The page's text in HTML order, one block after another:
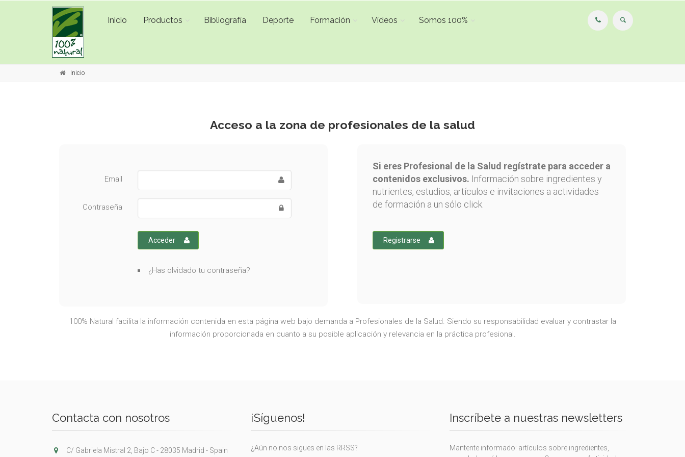
Inicio Productos Bibliografía Deporte Formación Vídeos Somos 100%
Inicio
Acceso a la zona de profesionales de la salud
Email
Contraseña
Acceder
¿Has olvidado tu contraseña?
Si eres Profesional de la Salud regístrate para acceder a
contenidos exclusivos. Información sobre ingredientes y
nutrientes, estudios, artículos e invitaciones a actividades
de formación a un sólo click.
Registrarse
100% Natural facilita la información contenida en esta página web bajo demanda a Profesionales de la Salud. Siendo su responsabilidad evaluar y contrastar la
información proporcionada en cuanto a su posible aplicación y relevancia en la práctica profesional.
Contacta con nosotros
C/ Gabriela Mistral 2, Bajo C - 28035 Madrid - Spain
¡Síguenos!
¿Aún no nos sigues en las RRSS?
Inscríbete a nuestras newsletters
Mantente informado: artículos sobre ingredientes,